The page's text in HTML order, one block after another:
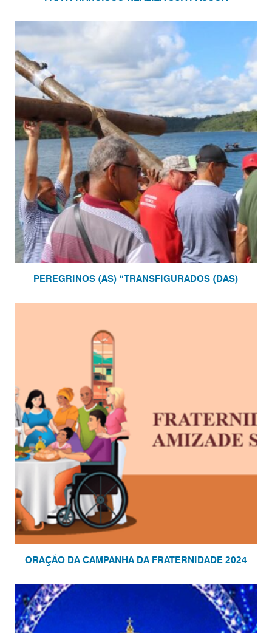
PEREGRINOS (AS) “TRANSFIGURADOS (DAS)
ORAÇÃO DA CAMPANHA DA FRATERNIDADE 2024